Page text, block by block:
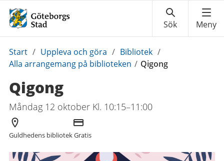
Du
är
Start / Uppleva och göra / Bibliotek /
Alla arrangemang på biblioteken / Qigong
Qigong
Måndag 12 oktober Kl. 10:15–11:00
Arrangör
Guldhedens bibliotek
Kostnad
Gratis